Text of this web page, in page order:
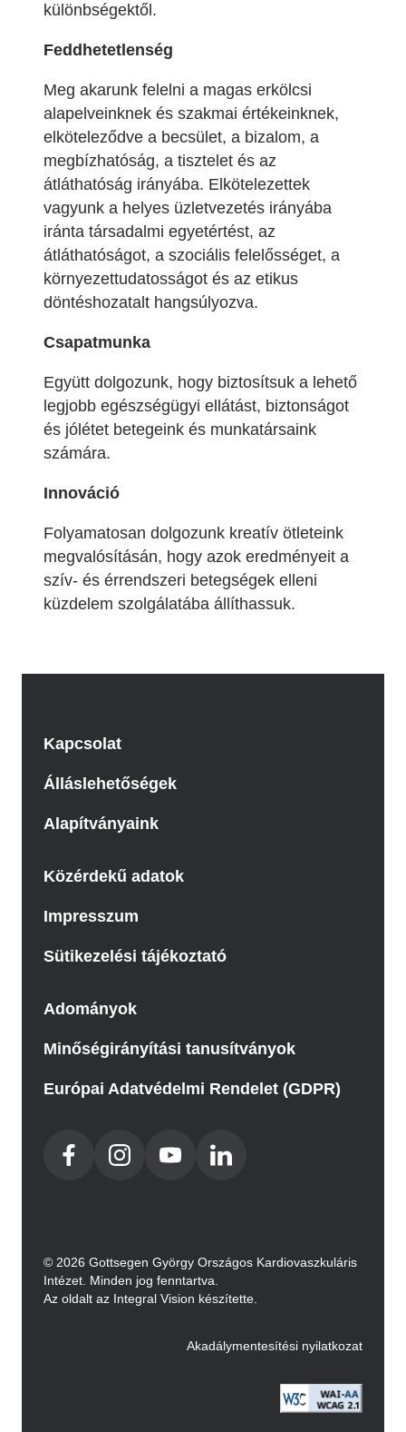
különbségektől.
Feddhetetlenség
Meg akarunk felelni a magas erkölcsi
alapelveinknek és szakmai értékeinknek,
elköteleződve a becsület, a bizalom, a
megbízhatóság, a tisztelet és az
átláthatóság irányába. Elkötelezettek
vagyunk a helyes üzletvezetés irányába
iránta társadalmi egyetértést, az
átláthatóságot, a szociális felelősséget, a
környezettudatosságot és az etikus
döntéshozatalt hangsúlyozva.
Csapatmunka
Együtt dolgozunk, hogy biztosítsuk a lehető
legjobb egészségügyi ellátást, biztonságot
és jólétet betegeink és munkatársaink
számára.
Innováció
Folyamatosan dolgozunk kreatív ötleteink
megvalósításán, hogy azok eredményeit a
szív- és érrendszeri betegségek elleni
küzdelem szolgálatába állíthassuk.
Kapcsolat
Álláslehetőségek
Alapítványaink
Közérdekű adatok
Impresszum
Sütikezelési tájékoztató
Adományok
Minőségirányítási tanusítványok
Európai Adatvédelmi Rendelet (GDPR)
© 2026 Gottsegen György Országos Kardiovaszkuláris
Intézet. Minden jog fenntartva.
Az oldalt az Integral Vision készítette.
Akadálymentesítési nyilatkozat
Image